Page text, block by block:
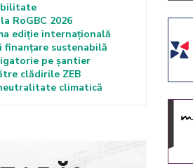
RoGBC 2026
ediție internațională
finanțare sustenabilă
pe șantier
clădirile ZEB
climatică